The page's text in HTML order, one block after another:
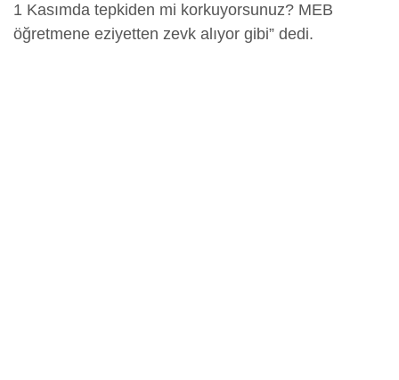
1 Kasımda tepkiden mi korkuyorsunuz? MEB
öğretmene eziyetten zevk alıyor gibi” dedi.